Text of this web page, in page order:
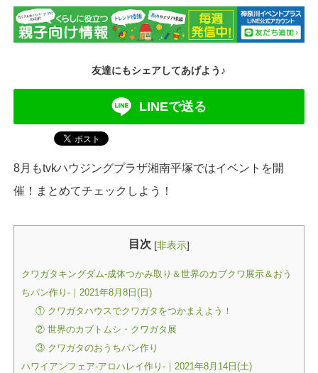
友達にもシェアしてあげよう♪
LINEで送る
8月もtvkハウジングプラザ湘南平塚ではイベントを開
催！まとめてチェックしよう！
目次 [非表示]
クワガタキングダム-成体つかみ取り＆世界のカブクワ展示＆おう
ちパン作り-｜2021年8月8日(日)
① クワガタハウスでクワガタをつかまえよう！
② 世界のカブトムシ・クワガタ展
③ クワガタのおうちパン作り
ハワイアンフェア-アロハレイ作り-｜2021年8月14日(土)